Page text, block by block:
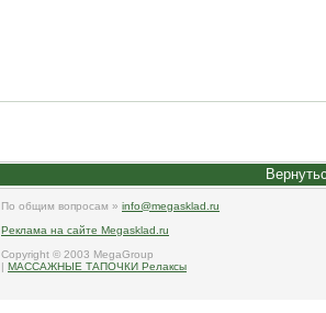
По общим вопросам » info@megasklad.ru
Реклама на сайте Megasklad.ru
Copyright © 2003 MegaGroup
| МАССАЖНЫЕ ТАПОЧКИ Релаксы